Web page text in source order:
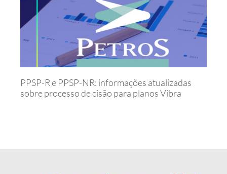
PPSP-R e PPSP-NR: informações atualizadas
sobre processo de cisão para planos Vibra